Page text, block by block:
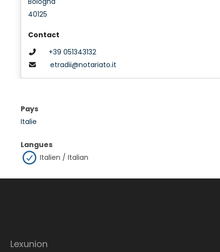
40125
Contact
+39 051343132
etradii@notariato.it
Pays
Italie
Langues
Italien / Italian
Lexunion